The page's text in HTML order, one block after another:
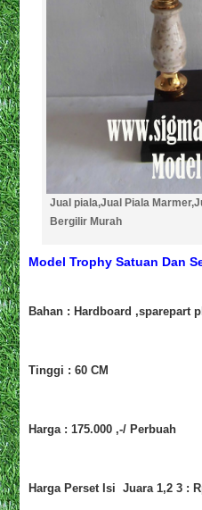
Jual piala,Jual Piala
Bergilir Murah
Model Trophy Satuan Dan
Bahan : Hardboard ,sparepart
Tinggi : 60 CM
Harga : 175.000 ,-/ Perbuah
Harga Perset Isi Juara 1,2 3 :